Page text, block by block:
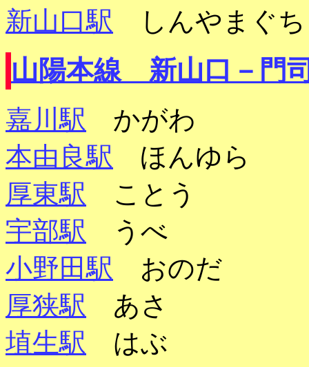
新山口駅 しんやまぐち
山陽本線 新山口－門
嘉川駅 かがわ
本由良駅 ほんゆら
厚東駅 ことう
宇部駅 うべ
小野田駅 おのだ
厚狭駅 あさ
埴生駅 はぶ